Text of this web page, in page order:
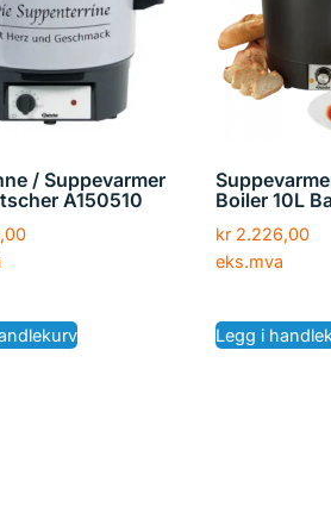
/ Suppevarmer
A150510
Boiler 10L
kr2.226,00
eks.mva
Legg i